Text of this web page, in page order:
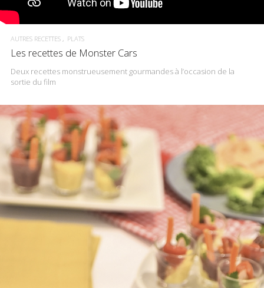
AUTRES RECETTES PLATS
Les recettes de Monster Cars
Deux recettes monstrueusement gourmandes à l’occasion de la
sortie du film